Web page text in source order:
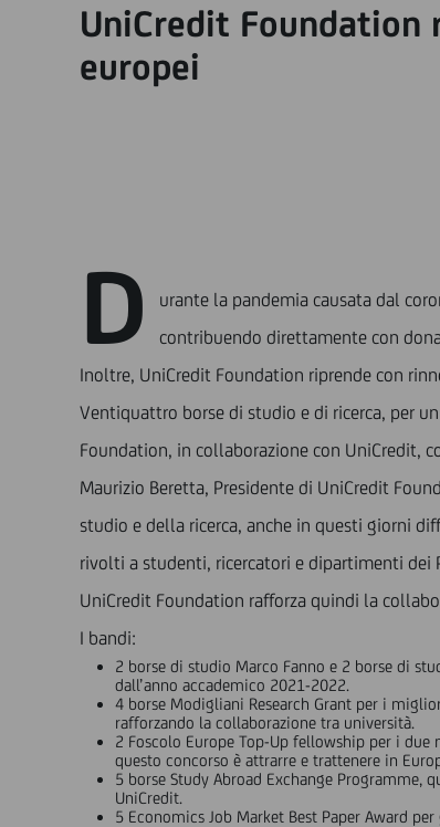
UniCredit
europei
D
urante la pandemia causata dal
contribuendo direttamente con
Inoltre, UniCredit Foundation riprende con
Ventiquattro borse di studio e di ricerca, per
Foundation, in collaborazione con UniCredit,
Maurizio Beretta, Presidente di UniCredit
studio e della ricerca, anche in questi giorni
rivolti a studenti, ricercatori e dipartimenti dei
UniCredit Foundation rafforza quindi la
I bandi:
2 borse di studio Marco Fanno e 2 borse di
dall’anno accademico 2021-2022.
4 borse Modigliani Research Grant per i
rafforzando la collaborazione tra università.
2 Foscolo Europe Top-Up fellowship per i
questo concorso è attrarre e trattenere in
5 borse Study Abroad Exchange Programme,
UniCredit.
5 Economics Job Market Best Paper Award